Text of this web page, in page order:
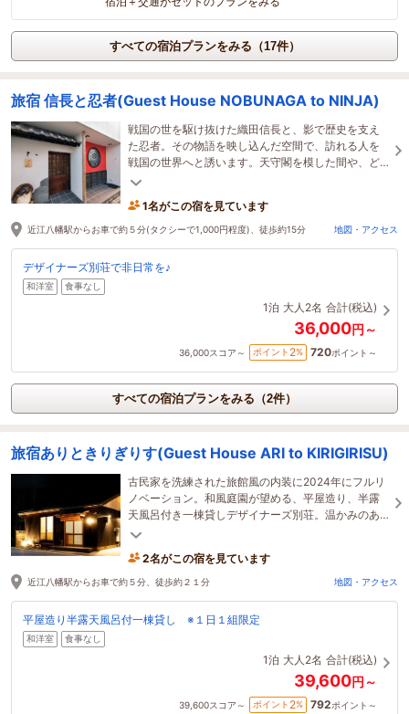
すべての宿泊プランをみる（17件）
旅宿 信長と忍者(Guest House NOBUNAGA to NINJA)
戦国の世を駆け抜けた織田信長と、影で歴史を支え
た忍者。その物語を映し込んだ空間で、訪れる人を
戦国の世界へと誘います。天守閣を模した間や、ど
んでん返しなど、遊び心に満ちた仕掛けが随所♪
1名がこの宿を見ています
近江八幡駅からお車で約５分(タクシーで1,000円程度)、徒歩約15分 地図・アクセス
デザイナーズ別荘で非日常を♪
和洋室 食事なし
1泊 大人2名 合計(税込)
36,000円～
36,000スコア～ ポイント 2% 720ポイント～
すべての宿泊プランをみる（2件）
旅宿ありときりぎりす(Guest House ARI to KIRIGIRISU)
古民家を洗練された旅館風の内装に2024年にフルリ
ノベーション。和風庭園が望める、平屋造り、半露
天風呂付き一棟貸しデザイナーズ別荘。温かみのあ
る上質な空間を是非お楽しみください。
2名がこの宿を見ています
近江八幡駅からお車で約５分、徒歩約２１分 地図・アクセス
平屋造り半露天風呂付一棟貸し ※１日１組限定
和洋室 食事なし
1泊 大人2名 合計(税込)
39,600円～
39,600スコア～ ポイント 2% 792ポイント～